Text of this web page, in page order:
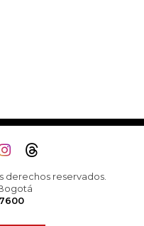
derechos reservados.